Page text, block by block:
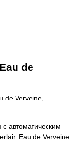
de
de Verveine,
автоматическим
Eau de Verveine.